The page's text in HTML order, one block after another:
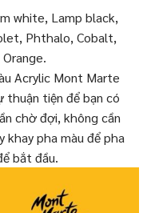
white, Lamp black,
Phthalo, Cobalt,
Acrylic Mont Marte
thuận tiện để bạn có
chờ đợi, không cần
pha màu để pha
bắt đầu.